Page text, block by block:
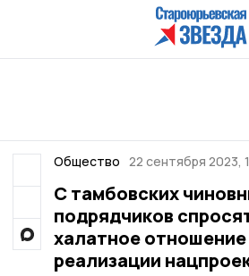
Общество 22 сентября 2023,
С тамбовских
подрядчиков
халатное отношение
реализации